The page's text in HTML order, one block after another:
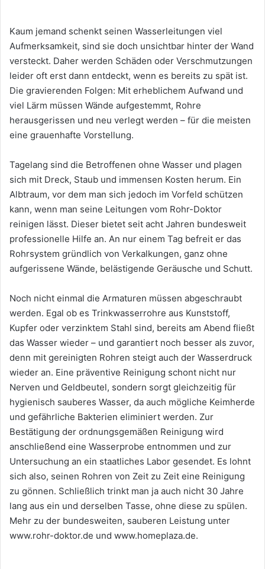
Kaum jemand schenkt seinen Wasserleitungen viel
Aufmerksamkeit, sind sie doch unsichtbar hinter der Wand
versteckt. Daher werden Schäden oder Verschmutzungen
leider oft erst dann entdeckt, wenn es bereits zu spät ist.
Die gravierenden Folgen: Mit erheblichem Aufwand und
viel Lärm müssen Wände aufgestemmt, Rohre
herausgerissen und neu verlegt werden – für die meisten
eine grauenhafte Vorstellung.
Tagelang sind die Betroffenen ohne Wasser und plagen
sich mit Dreck, Staub und immensen Kosten herum. Ein
Albtraum, vor dem man sich jedoch im Vorfeld schützen
kann, wenn man seine Leitungen vom Rohr-Doktor
reinigen lässt. Dieser bietet seit acht Jahren bundesweit
professionelle Hilfe an. An nur einem Tag befreit er das
Rohrsystem gründlich von Verkalkungen, ganz ohne
aufgerissene Wände, belästigende Geräusche und Schutt.
Noch nicht einmal die Armaturen müssen abgeschraubt
werden. Egal ob es Trinkwasserrohre aus Kunststoff,
Kupfer oder verzinktem Stahl sind, bereits am Abend fließt
das Wasser wieder – und garantiert noch besser als zuvor,
denn mit gereinigten Rohren steigt auch der Wasserdruck
wieder an. Eine präventive Reinigung schont nicht nur
Nerven und Geldbeutel, sondern sorgt gleichzeitig für
hygienisch sauberes Wasser, da auch mögliche Keimherde
und gefährliche Bakterien eliminiert werden. Zur
Bestätigung der ordnungsgemäßen Reinigung wird
anschließend eine Wasserprobe entnommen und zur
Untersuchung an ein staatliches Labor gesendet. Es lohnt
sich also, seinen Rohren von Zeit zu Zeit eine Reinigung
zu gönnen. Schließlich trinkt man ja auch nicht 30 Jahre
lang aus ein und derselben Tasse, ohne diese zu spülen.
Mehr zu der bundesweiten, sauberen Leistung unter
www.rohr-doktor.de und www.homeplaza.de.